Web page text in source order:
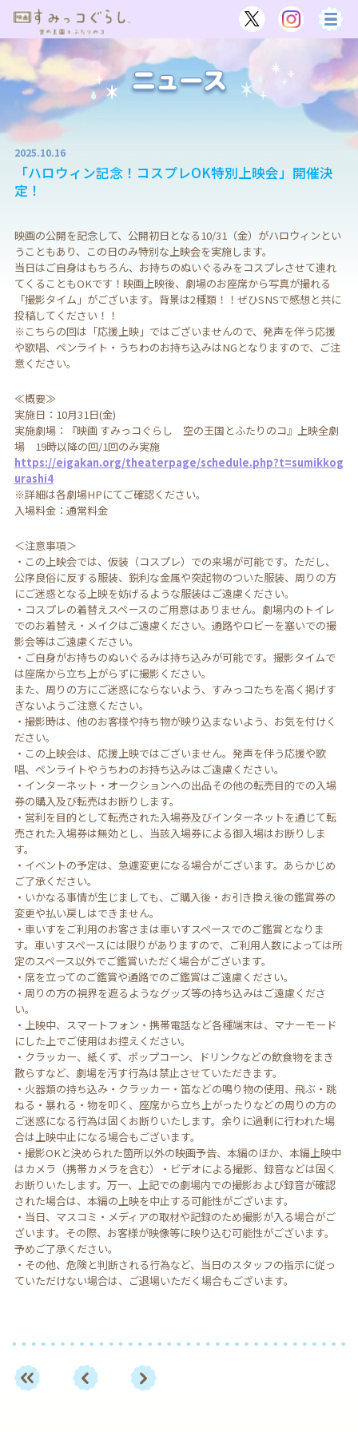
2025.10.16
「ハロウィン記念！コスプレOK特別上映会」開催決
定！
映画の公開を記念して、公開初日となる10/31（金）がハロウィンとい
うこともあり、この日のみ特別な上映会を実施します。
当日はご自身はもちろん、お持ちのぬいぐるみをコスプレさせて連れ
てくることもOKです！映画上映後、劇場のお座席から写真が撮れる
「撮影タイム」がございます。背景は2種類！！ぜひSNSで感想と共に
投稿してください！！
※こちらの回は「応援上映」ではございませんので、発声を伴う応援
や歌唱、ペンライト・うちわのお持ち込みはNGとなりますので、ご注
意ください。
≪概要≫
実施日：10月31日(金)
実施劇場：『映画 すみっコぐらし 空の王国とふたりのコ』上映全劇
場 19時以降の回/1回のみ実施
https://eigakan.org/theaterpage/schedule.php?t=sumikkog
urashi4
※詳細は各劇場HPにてご確認ください。
入場料金：通常料金
＜注意事項＞
・この上映会では、仮装（コスプレ）での来場が可能です。ただし、
公序良俗に反する服装、鋭利な金属や突起物のついた服装、周りの方
にご迷惑となる上映を妨げるような服装はご遠慮ください。
・コスプレの着替えスペースのご用意はありません。劇場内のトイレ
でのお着替え・メイクはご遠慮ください。通路やロビーを塞いでの撮
影会等はご遠慮ください。
・ご自身がお持ちのぬいぐるみは持ち込みが可能です。撮影タイムで
は座席から立ち上がらずに撮影ください。
また、周りの方にご迷惑にならないよう、すみっコたちを高く掲げす
ぎないようご注意ください。
・撮影時は、他のお客様や持ち物が映り込まないよう、お気を付けく
ださい。
・この上映会は、応援上映ではございません。発声を伴う応援や歌
唱、ペンライトやうちわのお持ち込みはご遠慮ください。
・インターネット・オークションへの出品その他の転売目的での入場
券の購入及び転売はお断りします。
・営利を目的として転売された入場券及びインターネットを通じて転
売された入場券は無効とし、当該入場券による御入場はお断りしま
す。
・イベントの予定は、急遽変更になる場合がございます。あらかじめ
ご了承ください。
・いかなる事情が生じましても、ご購入後・お引き換え後の鑑賞券の
変更や払い戻しはできません。
・車いすをご利用のお客さまは車いすスペースでのご鑑賞となりま
す。車いすスペースには限りがありますので、ご利用人数によっては所
定のスペース以外でご鑑賞いただく場合がございます。
・席を立ってのご鑑賞や通路でのご鑑賞はご遠慮ください。
・周りの方の視界を遮るようなグッズ等の持ち込みはご遠慮くださ
い。
・上映中、スマートフォン・携帯電話など各種端末は、マナーモード
にした上でご使用はお控えください。
・クラッカー、紙くず、ポップコーン、ドリンクなどの飲食物をまき
散らすなど、劇場を汚す行為は禁止させていただきます。
・火器類の持ち込み・クラッカー・笛などの鳴り物の使用、飛ぶ・跳
ねる・暴れる・物を叩く、座席から立ち上がったりなどの周りの方の
ご迷惑になる行為は固くお断りいたします。余りに過剰に行われた場
合は上映中止になる場合もございます。
・撮影OKと決められた箇所以外の映画予告、本編のほか、本編上映中
はカメラ（携帯カメラを含む）・ビデオによる撮影、録音などは固く
お断りいたします。万一、上記での劇場内での撮影および録音が確認
された場合は、本編の上映を中止する可能性がございます。
・当日、マスコミ・メディアの取材や記録のため撮影が入る場合がご
ざいます。その際、お客様が映像等に映り込む可能性がございます。
予めご了承ください。
・その他、危険と判断される行為など、当日のスタッフの指示に従っ
ていただけない場合は、ご退場いただく場合もございます。